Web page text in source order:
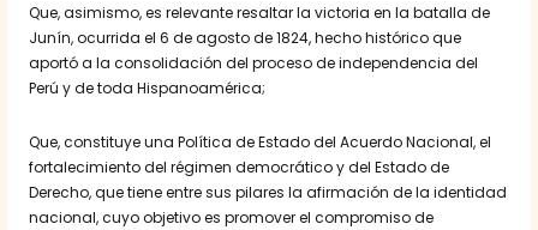
Que, asimismo, es relevante resaltar la victoria en la batalla de
Junín, ocurrida el 6 de agosto de 1824, hecho histórico que
aportó a la consolidación del proceso de independencia del
Perú y de toda Hispanoamérica;
Que, constituye una Política de Estado del Acuerdo Nacional, el
fortalecimiento del régimen democrático y del Estado de
Derecho, que tiene entre sus pilares la afirmación de la identidad
nacional, cuyo objetivo es promover el compromiso de